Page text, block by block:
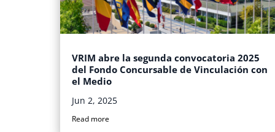
VRIM abre la segunda convocatoria 2025
del Fondo Concursable de Vinculación con
el Medio
Jun 2, 2025
Read more